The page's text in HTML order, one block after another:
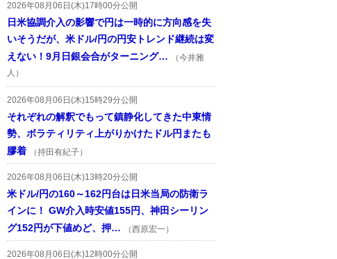
2026年08月06日(木)17時00分公開
日米協調介入の影響で円は一時的に方向感を失
いそうだが、米ドル/円の円安トレンド継続は変
えない！9月日銀会合がターニング…
（今井雅
人）
2026年08月06日(木)15時29分公開
それぞれの解釈でもって鎮静化してきた中東情
勢、ボラティリティ上がりかけたドル円またも
膠着
（持田有紀子）
2026年08月06日(木)13時20分公開
米ドル/円の160～162円台は日米当局の防衛ラ
インに！ GW介入時安値155円、神田シーリン
グ152円が下値めど、押…
（西原宏一）
2026年08月06日(木)12時00分公開